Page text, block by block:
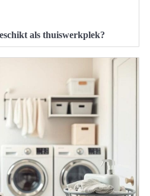
als thuiswerkplek?